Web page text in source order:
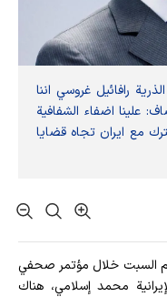
رافائيل غروسي اننا
علينا اضفاء الشفافية
مع ايران تجاه قضایا
السبت خلال مؤتمر صحفي
محمد إسلامي، هناك